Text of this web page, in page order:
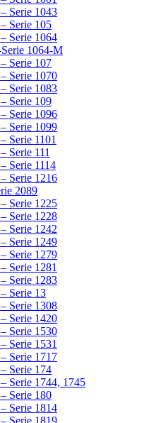
Serie 1043
Serie 105
Serie 1064
1064-M
Serie 107
Serie 1070
Serie 1083
Serie 109
Serie 1096
Serie 1099
Serie 1101
Serie 111
Serie 1114
Serie 1216
2089
Serie 1225
Serie 1228
Serie 1242
Serie 1249
Serie 1279
Serie 1281
Serie 1283
Serie 13
Serie 1308
Serie 1420
Serie 1530
Serie 1531
Serie 1717
Serie 174
Serie 1744, 1745
Serie 180
Serie 1814
Serie 1819